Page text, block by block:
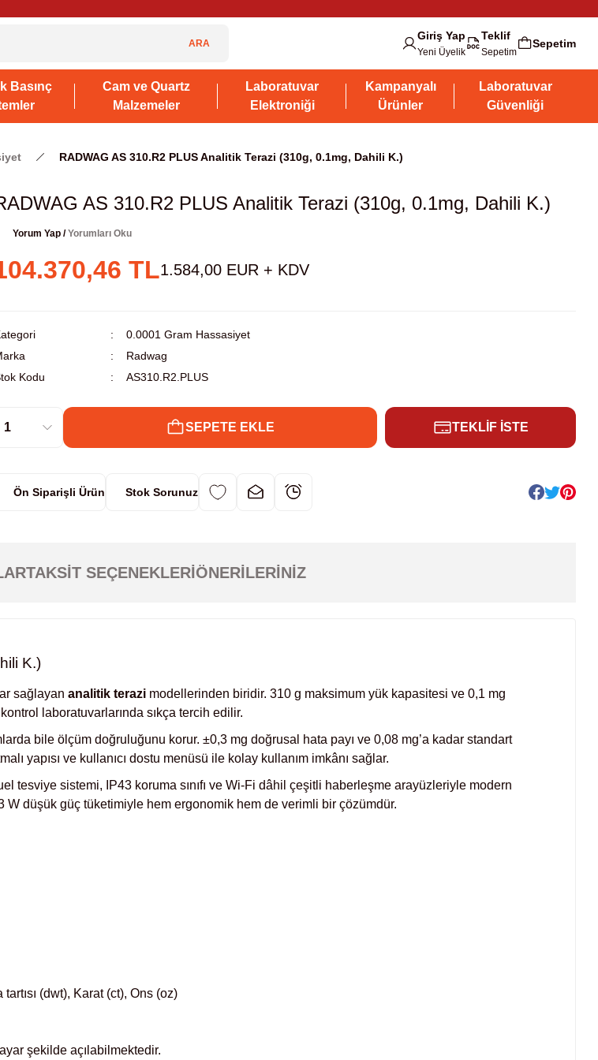
ARA
Giriş Yap
Yeni Üyelik
Teklif
Sepetim
Sepetim
Basınç
Cam ve Quartz
Malzemeler
Laboratuvar
Elektroniği
Kampanyalı
Ürünler
Laboratuvar
Güvenliği
RADWAG AS 310.R2 PLUS Analitik Terazi (310g, 0.1mg, Dahili K.)
AS 310.R2 PLUS Analitik Terazi (310g, 0.1mg, Dahili K.)
Yorum Yap /Yorumları Oku
TL1.584,00 EUR + KDV
0.0001 Gram Hassasiyet
Radwag
Kodu
AS310.R2.PLUS
SEPETE EKLE TEKLİF İSTE
Ön Siparişli Ürün Stok Sorunuz
TAKSIT SEÇENEKLERIÖNERILERINIZ
K.)
sağlayan analitik terazi modellerinden biridir. 310 g maksimum yük kapasitesi ve 0,1 mg
laboratuvarlarında sıkça tercih edilir.
bile ölçüm doğruluğunu korur. ±0,3 mg doğrusal hata payı ve 0,08 mg’a kadar standart
yapısı ve kullanıcı dostu menüsü ile kolay kullanım imkânı sağlar.
tesviye sistemi, IP43 koruma sınıfı ve Wi-Fi dâhil çeşitli haberleşme arayüzleriyle modern
W düşük güç tüketimiyle hem ergonomik hem de verimli bir çözümdür.
(dwt), Karat (ct), Ons (oz)
şekilde açılabilmektedir.